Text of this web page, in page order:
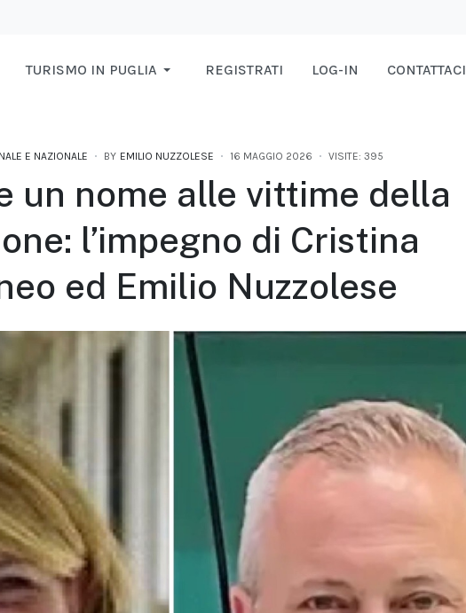
TURISMO IN PUGLIA REGISTRATI LOG-IN CONTATTACI
E NAZIONALE BY EMILIO NUZZOLESE 16 MAGGIO 2026 VISITE: 395
un nome alle vittime della
l’impegno di Cristina
ed Emilio Nuzzolese